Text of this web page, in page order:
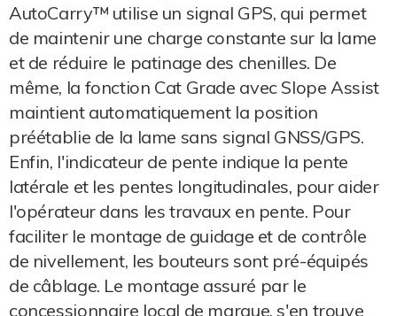
AutoCarry™ utilise un signal GPS, qui permet
de maintenir une charge constante sur la lame
et de réduire le patinage des chenilles. De
même, la fonction Cat Grade avec Slope Assist
maintient automatiquement la position
préétablie de la lame sans signal GNSS/GPS.
Enfin, l'indicateur de pente indique la pente
latérale et les pentes longitudinales, pour aider
l'opérateur dans les travaux en pente. Pour
faciliter le montage de guidage et de contrôle
de nivellement, les bouteurs sont pré-équipés
de câblage. Le montage assuré par le
concessionnaire local de marque, s'en trouve